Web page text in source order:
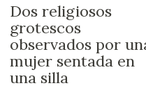
Dos religiosos
grotescos
observados por
mujer sentada en
una silla